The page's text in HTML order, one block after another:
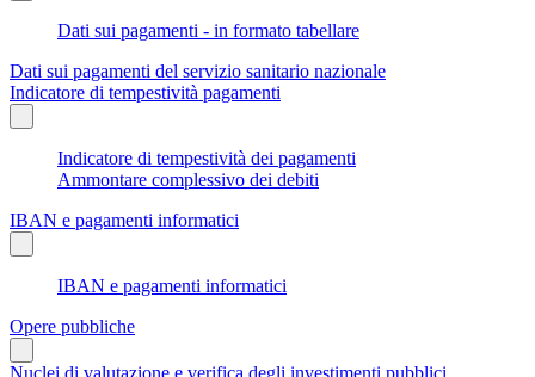
Dati sui pagamenti - in formato tabellare
Dati sui pagamenti del servizio sanitario nazionale
Indicatore di tempestività pagamenti
Indicatore di tempestività dei pagamenti
Ammontare complessivo dei debiti
IBAN e pagamenti informatici
IBAN e pagamenti informatici
Opere pubbliche
Nuclei di valutazione e verifica degli investimenti pubblici